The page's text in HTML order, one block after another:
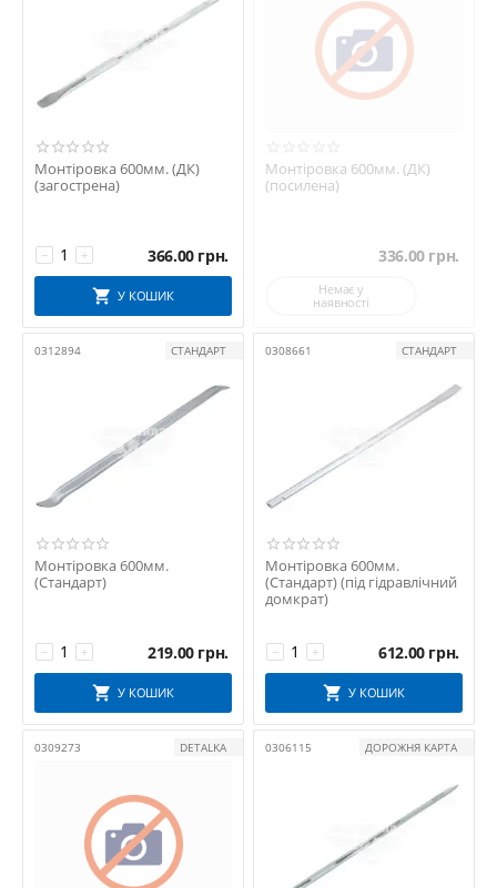
Монтіровка 600мм. (ДК)
(загострена)
+
− 366.00 грн.
У КОШИК
Монтіровка 600мм. (ДК)
(посилена)
336.00 грн.
Немає у
наявності
0312894 СТАНДАРТ
Монтіровка 600мм.
(Стандарт)
+
− 219.00 грн.
У КОШИК
0308661 СТАНДАРТ
Монтіровка 600мм.
(Стандарт) (під гідравлічний
домкрат)
+
− 612.00 грн.
У КОШИК
0309273 DETALKA 0306115 ДОРОЖНЯ КАРТА